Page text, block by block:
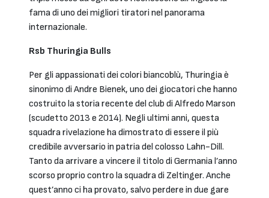
fama di uno dei migliori tiratori nel panorama
internazionale.
Rsb Thuringia Bulls
Per gli appassionati dei colori biancoblù, Thuringia è
sinonimo di Andre Bienek, uno dei giocatori che hanno
costruito la storia recente del club di Alfredo Marson
(scudetto 2013 e 2014). Negli ultimi anni, questa
squadra rivelazione ha dimostrato di essere il più
credibile avversario in patria del colosso Lahn-Dill.
Tanto da arrivare a vincere il titolo di Germania l’anno
scorso proprio contro la squadra di Zeltinger. Anche
quest’anno ci ha provato, salvo perdere in due gare